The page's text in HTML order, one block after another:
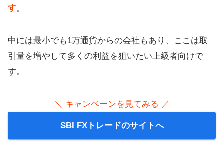
す。
中には最小でも1万通貨からの会社もあり、ここは取
引量を増やして多くの利益を狙いたい上級者向けで
す。
＼ キャンペーンを見てみる ／
SBI FXトレードのサイトへ